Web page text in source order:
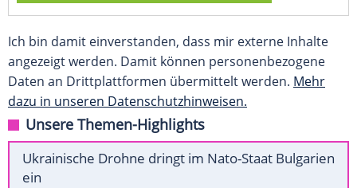
Ich bin damit einverstanden, dass mir externe Inhalte
angezeigt werden. Damit können personenbezogene
Daten an Drittplattformen übermittelt werden. Mehr
dazu in unseren Datenschutzhinweisen.
Unsere Themen-Highlights
Ukrainische Drohne dringt im Nato-Staat Bulgarien
ein